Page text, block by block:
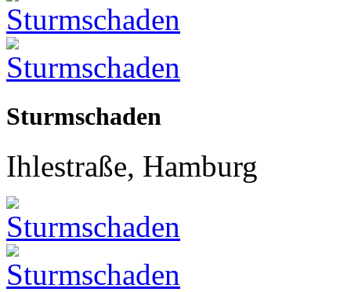
Sturmschaden
Ihlestraße, Hamburg